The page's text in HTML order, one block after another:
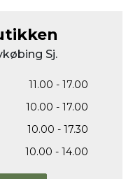
Sj.
11.00 - 17.00
10.00 - 17.00
10.00 - 17.30
10.00 - 14.00